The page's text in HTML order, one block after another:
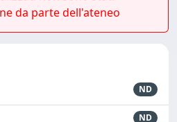
da parte dell'ateneo
ND
ND